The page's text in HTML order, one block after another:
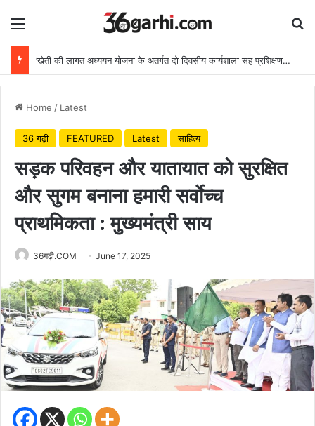
Menu
’खेती की लागत अध्ययन योजना के अतर्गत दो दिवसीय कार्यशाला सह प्रशिक्षण कार्यक्रम संपन्न’
Home / Latest
36 गढ़ी FEATURED Latest साहित्य
सड़क परिवहन और यातायात को सुरक्षित
और सुगम बनाना हमारी सर्वाेच्च
प्राथमिकता : मुख्यमंत्री साय
36गढ़ी.COM June 17, 2025